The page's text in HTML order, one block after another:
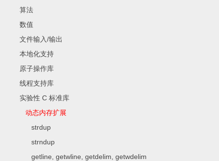
算法
数值
文件输入/输出
本地化支持
原子操作库
线程支持库
实验性 C 标准库
动态内存扩展
strdup
strndup
getline, getwline, getdelim, getwdelim